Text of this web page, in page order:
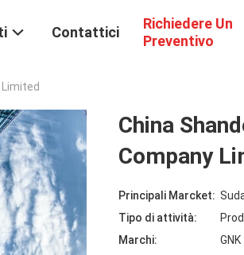
Contattici
Richiedere Un
Preventivo
China
Company
Principali Marcket:
Tipo di attività:
Marchi:
GNK